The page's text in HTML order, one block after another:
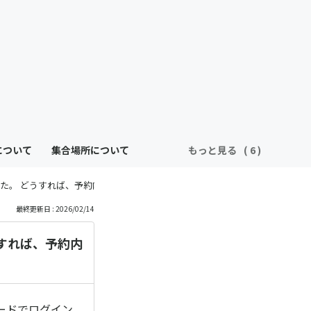
いて 集合場所について もっと見る
どうすれば、予約内容を確認できますか？
最終更新日 : 2026/02/14
れば、予約内